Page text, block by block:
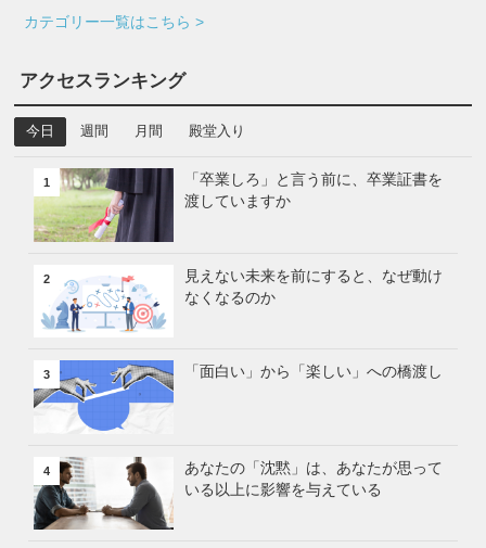
カテゴリー一覧はこちら >
アクセスランキング
今日 週間 月間 殿堂入り
1
「卒業しろ」と言う前に、卒業証書を
渡していますか
2
見えない未来を前にすると、なぜ動け
なくなるのか
3 「面白い」から「楽しい」への橋渡し
4
あなたの「沈黙」は、あなたが思って
いる以上に影響を与えている